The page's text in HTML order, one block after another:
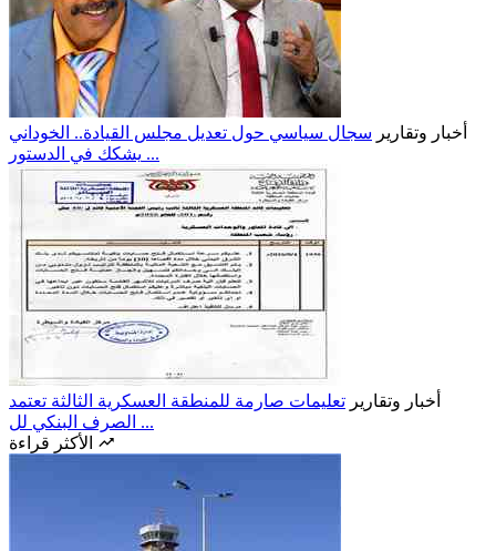
أخبار وتقارير سجال سياسي حول تعديل مجلس القيادة.. الخوداني
يشكك في الدستور ...
أخبار وتقارير تعليمات صارمة للمنطقة العسكرية الثالثة تعتمد
الصرف البنكي لل ...